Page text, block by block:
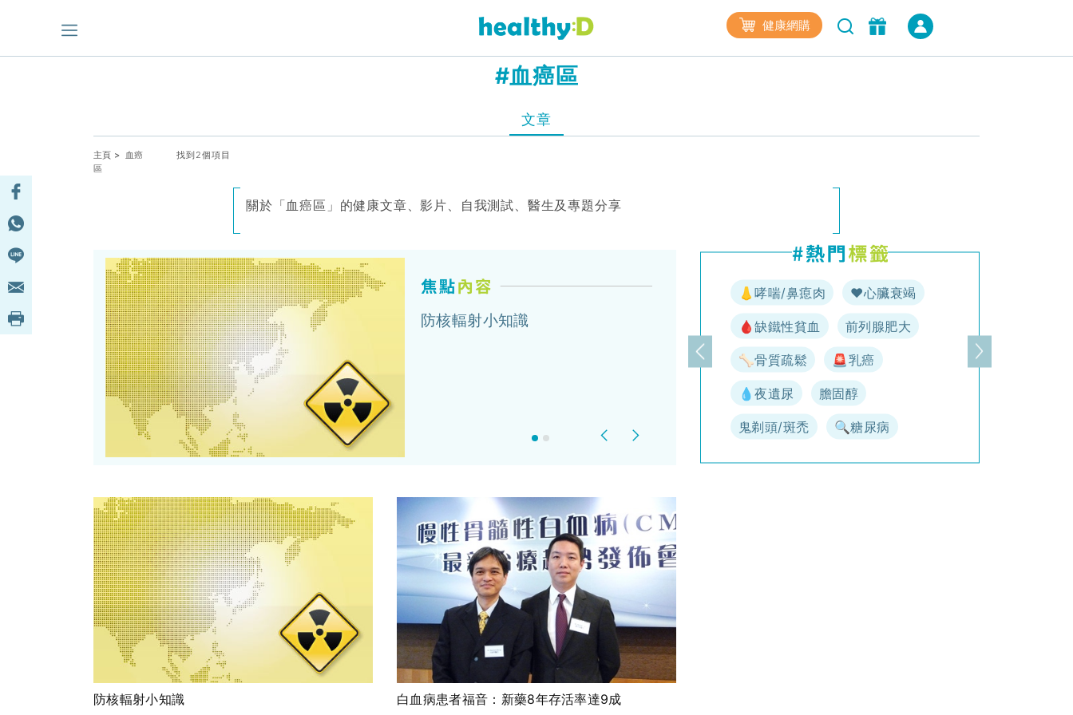
健康網購
#血癌區
文章
主頁 > 血癌
區
找到2個項目
關於「血癌區」的健康文章、影片、自我測試、醫生及專題分享
防核輻射小知識
Previous
上一頁
👃哮喘/鼻瘜肉 ♥️心臟衰竭
🩸缺鐵性貧血 前列腺肥大
🦴骨質疏鬆 🚨乳癌
💧夜遺尿 膽固醇
鬼剃頭/斑禿 🔍糖尿病
下一頁
防核輻射小知識 白血病患者福音：新藥8年存活率達9成